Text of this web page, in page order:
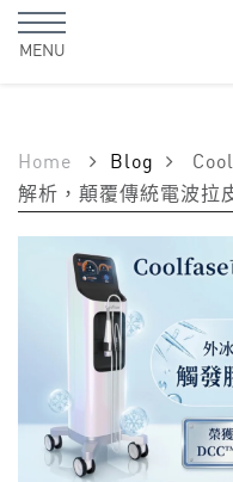
MENU
Home Blog
解析，顛覆傳統電波拉